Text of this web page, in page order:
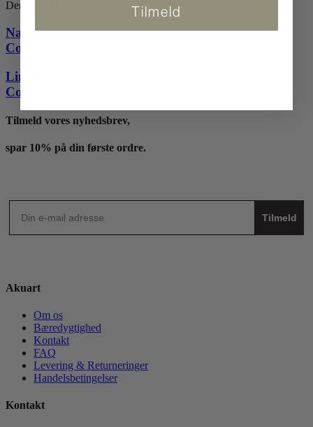
Der blev ikke fundet nogle varer, der matcher dit valg.
Natur
Collection
Line Art
Collection
Tilmeld vores nyhedsbrev,
spar 10% på din første ordre.
Tilmeld
Akuart
Om os
Bæredygtighed
Kontakt
FAQ
Levering & Returneringer
Handelsbetingelser
Kontakt
Tilmeld